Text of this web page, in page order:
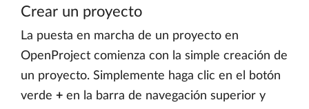
Crear un proyecto
La puesta en marcha de un proyecto en
OpenProject comienza con la simple creación de
un proyecto. Simplemente haga clic en el botón
verde + en la barra de navegación superior y